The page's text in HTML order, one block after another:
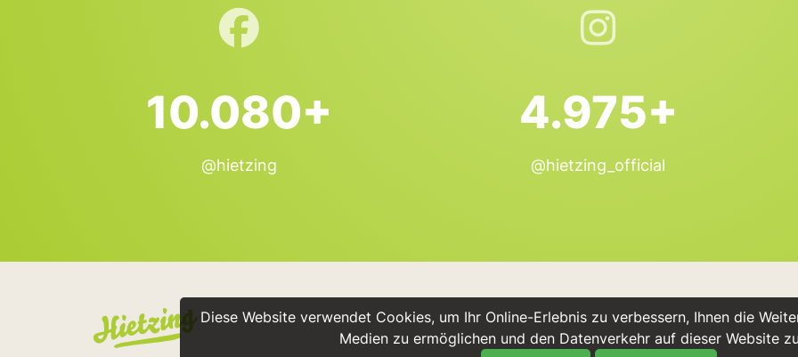
Diese Website verwendet Cookies, um Ihr Online-Erlebnis zu verbessern, Ihnen die
Medien zu ermöglichen und den Datenverkehr auf dieser Website
10.080+
@hietzing
4.975+
@hietzing_official